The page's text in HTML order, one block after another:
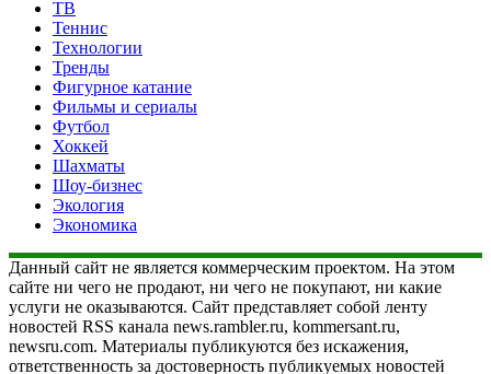
ТВ
Теннис
Технологии
Тренды
Фигурное катание
Фильмы и сериалы
Футбол
Хоккей
Шахматы
Шоу-бизнес
Экология
Экономика
Данный сайт не является коммерческим проектом. На этом
сайте ни чего не продают, ни чего не покупают, ни какие
услуги не оказываются. Сайт представляет собой ленту
новостей RSS канала news.rambler.ru, kommersant.ru,
newsru.com. Материалы публикуются без искажения,
ответственность за достоверность публикуемых новостей